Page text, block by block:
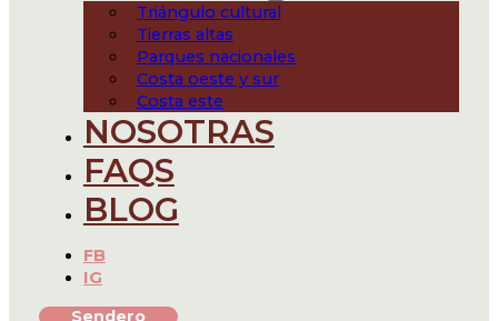
Triángulo cultural
Tierras altas
Parques nacionales
Costa oeste y sur
Costa este
NOSOTRAS
FAQS
BLOG
FB
IG
Sendero